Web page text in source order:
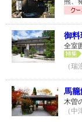
御料
全室
（
馬籠
木曽
（